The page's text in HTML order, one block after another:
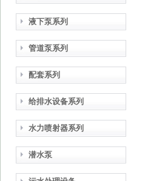
液下泵系列
管道泵系列
配套系列
给排水设备系列
水力喷射器系列
潜水泵